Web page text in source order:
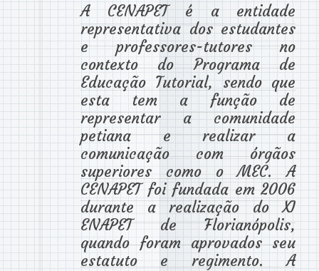
A CENAPET é a entidade
representativa dos estudantes
e professores-tutores no
contexto do Programa de
Educação Tutorial, sendo que
esta tem a função de
representar a comunidade
petiana e realizar a
comunicação com órgãos
superiores como o MEC. A
CENAPET foi fundada em 2006
durante a realização do XI
ENAPET de Florianópolis,
quando foram aprovados seu
estatuto e regimento. A